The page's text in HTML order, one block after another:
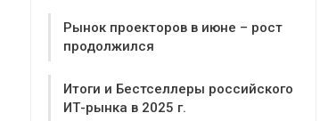
Рынок проекторов в июне – рост
продолжился
Итоги и Бестселлеры российского
ИТ-рынка в 2025 г.